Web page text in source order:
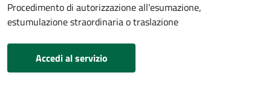
Procedimento di autorizzazione all'esumazione,
estumulazione straordinaria o traslazione
Accedi al servizio